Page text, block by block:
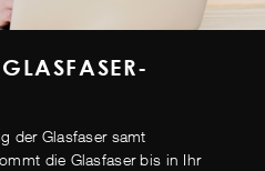
der Glasfaser samt
die Glasfaser bis in Ihr